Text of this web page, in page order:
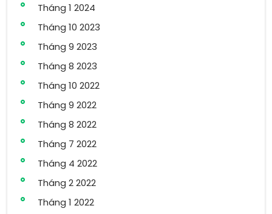
Tháng 1 2024
Tháng 10 2023
Tháng 9 2023
Tháng 8 2023
Tháng 10 2022
Tháng 9 2022
Tháng 8 2022
Tháng 7 2022
Tháng 4 2022
Tháng 2 2022
Tháng 1 2022